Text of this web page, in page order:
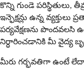
కొన్ని గుండె
ఇన్ఫెక్షన్లు ఉన్న
పర్యవేక్షణను పొందవలసి
నిర్ధారించడానికి మీ వైద్య
మీరు గర్భవతిగా ఉంటే